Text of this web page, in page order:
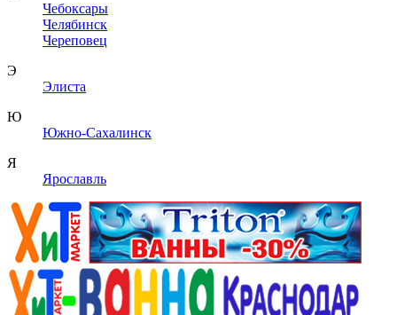
Чебоксары
Челябинск
Череповец
Э
Элиста
Ю
Южно-Сахалинск
Я
Ярославль